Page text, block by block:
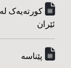
کورته‌یه‌ک
ئێران
پێناسه‌